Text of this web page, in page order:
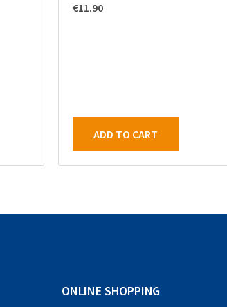
€11.90
ADD TO CART
ONLINE SHOPPING